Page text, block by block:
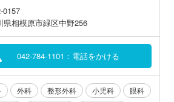
0157
県相模原市緑区中野256
042-784-1101：電話をかける
外科 整形外科 小児科
眼科